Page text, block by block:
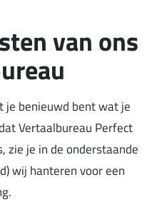
van ons
je benieuwd bent wat je
Vertaalbureau Perfect
zie je in de onderstaande
wij hanteren voor een